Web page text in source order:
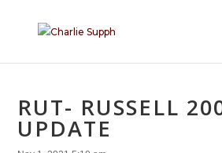
RUT- RUSSELL
UPDATE